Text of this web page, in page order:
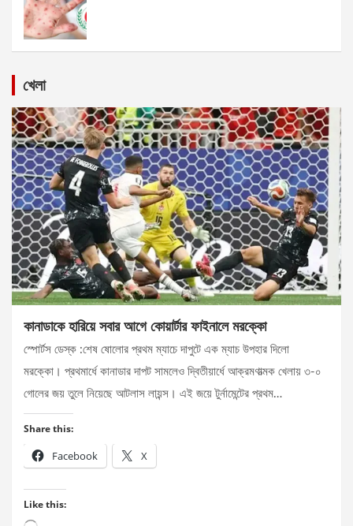
খেলা
কানাডাকে হারিয়ে সবার আগে কোয়ার্টার ফাইনালে মরক্কো
স্পোর্টস ডেস্ক :শেষ ষোলোর প্রথম ম্যাচে দাপুটে এক ম্যাচ উপহার দিলো
মরক্কো। প্রথমার্ধে কানাডার দাপট সামলেও দ্বিতীয়ার্ধে আক্রমণাত্মক খেলায় ৩-০
গোলের জয় তুলে নিয়েছে আটলাস লায়ন্স। এই জয়ে টুর্নামেন্টের প্রথম…
Share this:
Facebook X
Like this: